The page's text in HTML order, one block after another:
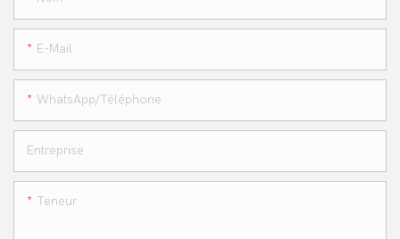
E-Mail
WhatsApp/téléphone
Entreprise
Teneur